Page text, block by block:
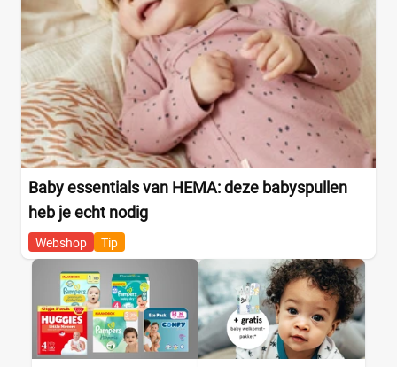
Baby essentials van HEMA: deze babyspullen
heb je echt nodig
Webshop Tip